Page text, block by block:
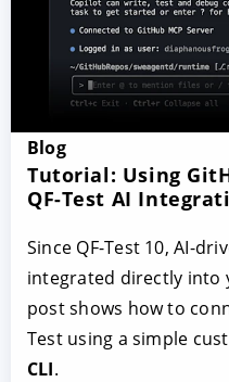
Blog
Tutorial: Using
QF-Test AI
Since QF-Test 10, AI-
integrated directly into
post shows how to
Test using a simple
CLI.